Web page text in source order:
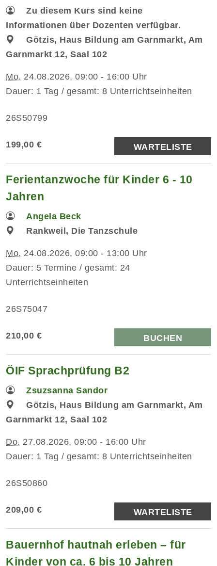
Zu diesem Kurs sind keine
Informationen über Dozenten verfügbar.
Götzis, Haus Bildung am Garnmarkt, Am
Garnmarkt 12, Saal 102
Mo. 24.08.2026, 09:00 - 16:00 Uhr
Dauer: 1 Tag / gesamt: 8 Unterrichtseinheiten
26S50799
199,00 € WARTELISTE
Ferientanzwoche für Kinder 6 - 10
Jahren
Angela Beck
Rankweil, Die Tanzschule
Mo. 24.08.2026, 09:00 - 13:00 Uhr
Dauer: 5 Termine / gesamt: 24
Unterrichtseinheiten
26S75047
210,00 € BUCHEN
ÖIF Sprachprüfung B2
Zsuzsanna Sandor
Götzis, Haus Bildung am Garnmarkt, Am
Garnmarkt 12, Saal 102
Do. 27.08.2026, 09:00 - 16:00 Uhr
Dauer: 1 Tag / gesamt: 8 Unterrichtseinheiten
26S50860
209,00 € WARTELISTE
Bauernhof hautnah erleben – für
Kinder von ca. 6 bis 10 Jahren